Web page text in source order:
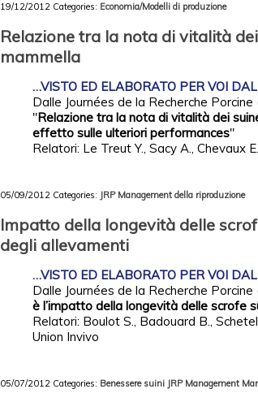
19/12/2012 Categories: Economia/Modelli di produzione
Relazione tra la nota di vitalità
mammella
…VISTO ED ELABORATO PER VOI
Dalle Journées de la Recherche
"Relazione tra la nota di vitalità dei
effetto sulle ulteriori performances"
Relatori: Le Treut Y., Sacy A., Chevaux
05/09/2012 Categories: JRP Management della riproduzione
Impatto della longevità delle
degli allevamenti
…VISTO ED ELABORATO PER VOI
Dalle Journées de la Recherche
è l’impatto della longevità delle scrofe
Relatori: Boulot S., Badouard B.,
Union Invivo
05/07/2012 Categories: Benessere suini JRP Management